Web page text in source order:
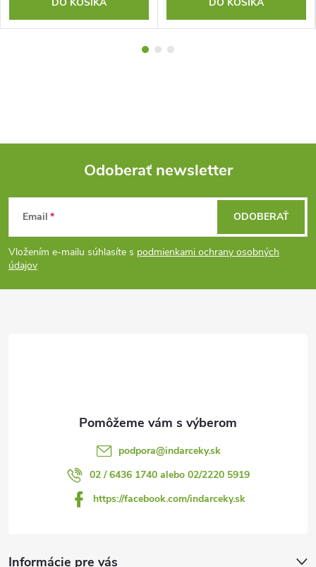
Z
á
p
Odoberať newsletter
Email
Vložením e-mailu súhlasíte s podmienkami ochrany osobných
údajov
ODOBERAŤ
podpora@indarceky.sk
02 / 6436 1740 alebo 02/2220 5919
https://facebook.com/indarceky.sk
Informácie pre vás